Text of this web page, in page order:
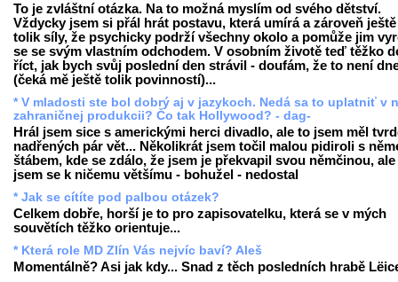
To je zvláštní otázka. Na to možná myslím od svého dětství.
Vždycky jsem si přál hrát postavu, která umírá a zároveň ještě
tolik síly, že psychicky podrží všechny okolo a pomůže jim
se se svým vlastním odchodem. V osobním životě teď těžko
říct, jak bych svůj poslední den strávil - doufám, že to není
(čeká mě ještě tolik povinností)...
* V mladosti ste bol dobrý aj v jazykoch. Nedá sa to uplatniť v
zahraničnej produkcii? Čo tak Hollywood? - dag-
Hrál jsem sice s americkými herci divadlo, ale to jsem měl
nadřených pár vět... Několikrát jsem točil malou pidiroli s
štábem, kde se zdálo, že jsem je překvapil svou němčinou,
jsem se k ničemu většímu - bohužel - nedostal
* Jak se cítíte pod palbou otázek?
Celkem dobře, horší je to pro zapisovatelku, která se v mých
souvětích těžko orientuje...
* Která role MD Zlín Vás nejvíc baví? Aleš
Momentálně? Asi jak kdy... Snad z těch posledních hrabě